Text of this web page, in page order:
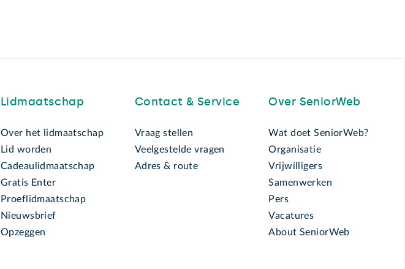
Lidmaatschap
Over het lidmaatschap
Lid worden
Cadeaulidmaatschap
Gratis Enter
Proeflidmaatschap
Nieuwsbrief
Opzeggen
Contact & Service
Vraag stellen
Veelgestelde vragen
Adres & route
Over SeniorWeb
Wat doet SeniorWeb?
Organisatie
Vrijwilligers
Samenwerken
Pers
Vacatures
About SeniorWeb